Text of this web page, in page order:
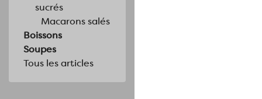
sucrés
Macarons salés
Boissons
Soupes
Tous les articles